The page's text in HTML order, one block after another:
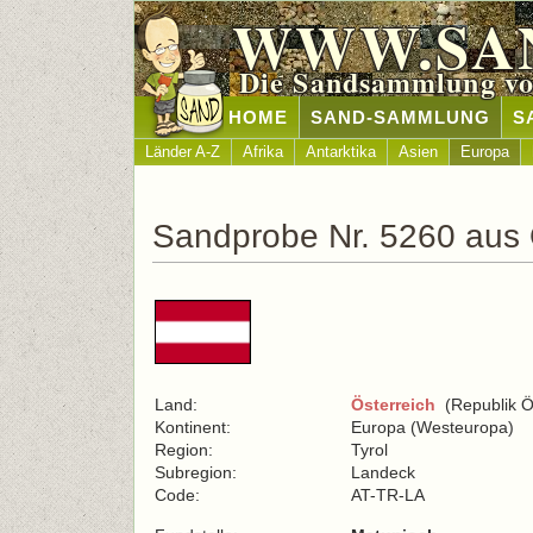
Die Sandsammlung
HOME SAND-SAMMLUNG
Länder A-Z Afrika Antarktika Asien Europa
Sandprobe Nr. 5260 aus
Land: Österreich (Republik
Kontinent:
Europa (Westeuropa)
Region:
Tyrol
Subregion:
Landeck
Code:
AT-TR-LA